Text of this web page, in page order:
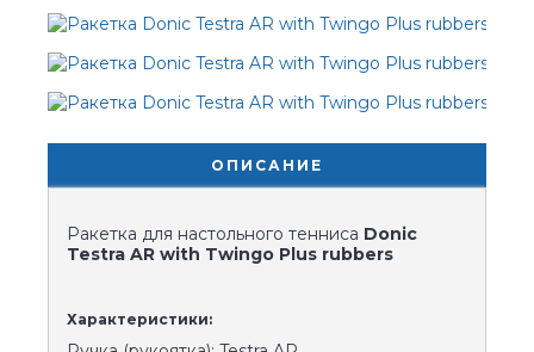
ОПИСАНИЕ
Ракетка для настольного тенниса Donic
Testra AR with Twingo Plus rubbers
Характеристики: